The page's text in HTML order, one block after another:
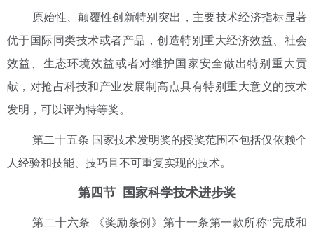
原始性、颠覆性创新特别突出，主要技术经济指标显著
优于国际同类技术或者产品，创造特别重大经济效益、社会
效益、生态环境效益或者对维护国家安全做出特别重大贡
献，对抢占科技和产业发展制高点具有特别重大意义的技术
发明，可以评为特等奖。
第二十五条 国家技术发明奖的授奖范围不包括仅依赖个
人经验和技能、技巧且不可重复实现的技术。
第四节 国家科学技术进步奖
第二十六条 《奖励条例》第十一条第一款所称“完成和